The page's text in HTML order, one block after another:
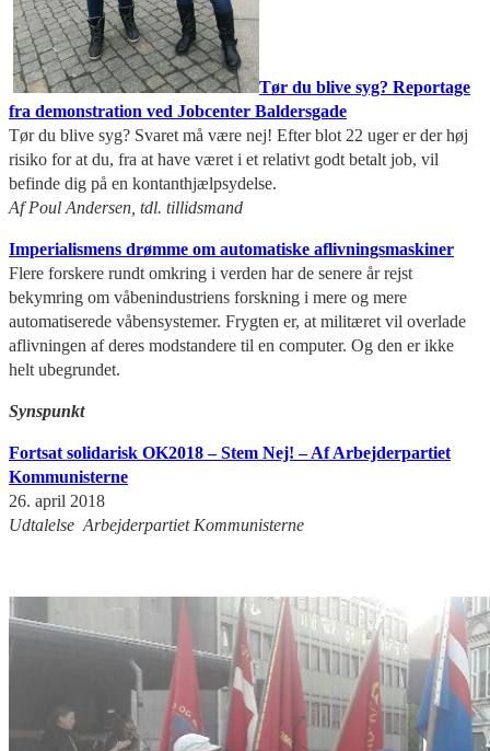
Tør du blive syg? Reportage
fra demonstration ved Jobcenter Baldersgade
Tør du blive syg? Svaret må være nej! Efter blot 22 uger er der høj
risiko for at du, fra at have været i et relativt godt betalt job, vil
befinde dig på en kontanthjælpsydelse.
Af Poul Andersen, tdl. tillidsmand
Imperialismens drømme om automatiske aflivningsmaskiner
Flere forskere rundt omkring i verden har de senere år rejst
bekymring om våbenindustriens forskning i mere og mere
automatiserede våbensystemer. Frygten er, at militæret vil overlade
aflivningen af deres modstandere til en computer. Og den er ikke
helt ubegrundet.
Synspunkt
Fortsat solidarisk OK2018 – Stem Nej! – Af Arbejderpartiet
Kommunisterne
26. april 2018
Udtalelse Arbejderpartiet Kommunisterne